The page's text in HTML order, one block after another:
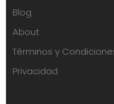
Blog
About
Términos y
Privacidad